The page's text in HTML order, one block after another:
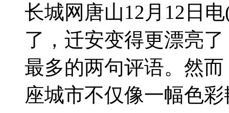
长城网唐山12月12日
了，迁安变得更漂亮
最多的两句评语。然
座城市不仅像一幅色彩